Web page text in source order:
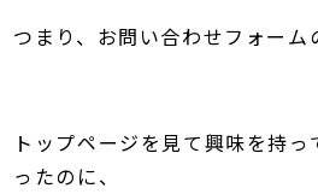
つまり、お問い合わせフォーム
トップページを見て興味を持
ったのに、